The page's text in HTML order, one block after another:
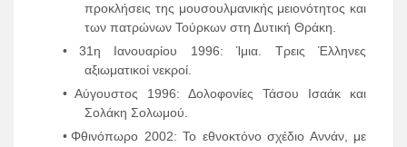
προκλήσεις της μουσουλμανικής μειονότητος και
των πατρώνων Τούρκων στη Δυτική Θράκη.
•
31η Ιανουαρίου 1996: Ίμια. Τρεις Έλληνες
αξιωματικοί νεκροί.
• Αύγουστος 1996: Δολοφονίες Τάσου Ισαάκ και
Σολάκη Σολωμού.
• Φθινόπωρο 2002: Το εθνοκτόνο σχέδιο Αννάν, με